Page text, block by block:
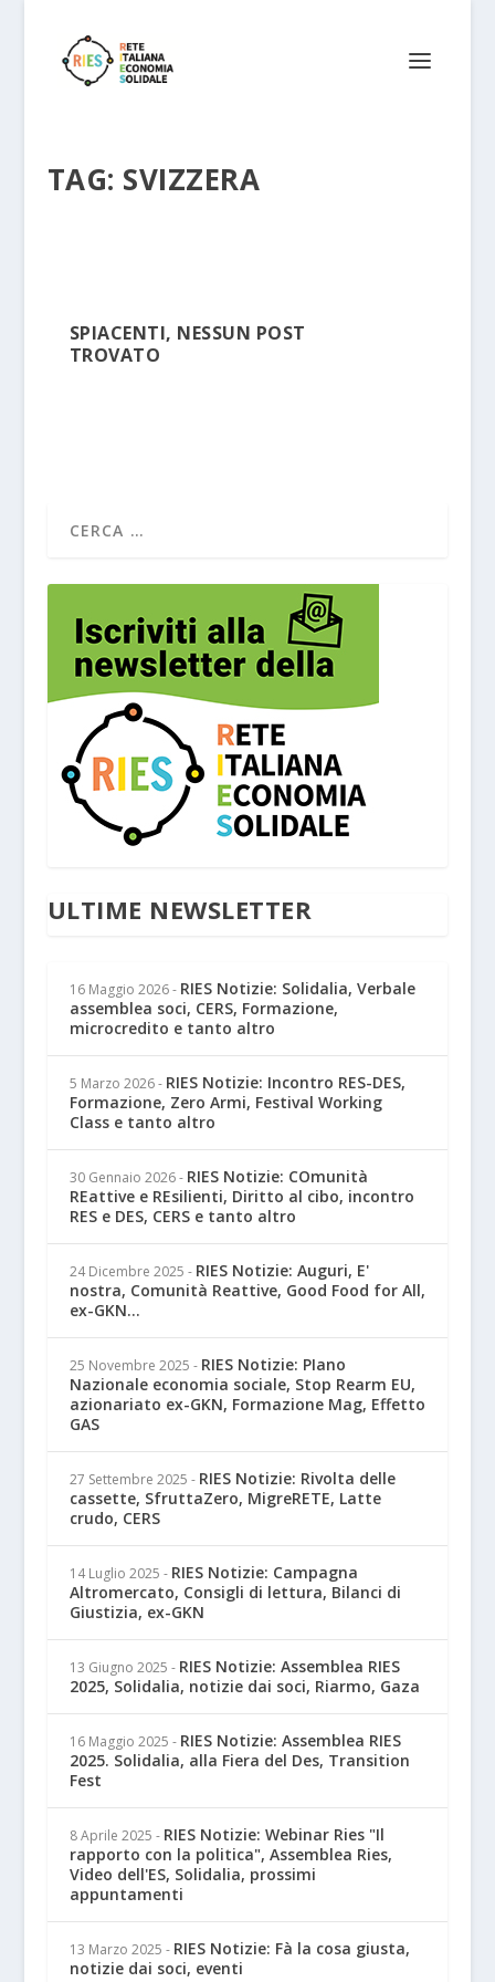
TAG: SVIZZERA
SPIACENTI, NESSUN POST
TROVATO
ULTIME NEWSLETTER
16 Maggio 2026 - RIES Notizie: Solidalia, Verbale
assemblea soci, CERS, Formazione,
microcredito e tanto altro
5 Marzo 2026 - RIES Notizie: Incontro RES-DES,
Formazione, Zero Armi, Festival Working
Class e tanto altro
30 Gennaio 2026 - RIES Notizie: COmunità
REattive e REsilienti, Diritto al cibo, incontro
RES e DES, CERS e tanto altro
24 Dicembre 2025 - RIES Notizie: Auguri, E'
nostra, Comunità Reattive, Good Food for All,
ex-GKN...
25 Novembre 2025 - RIES Notizie: PIano
Nazionale economia sociale, Stop Rearm EU,
azionariato ex-GKN, Formazione Mag, Effetto
GAS
27 Settembre 2025 - RIES Notizie: Rivolta delle
cassette, SfruttaZero, MigreRETE, Latte
crudo, CERS
14 Luglio 2025 - RIES Notizie: Campagna
Altromercato, Consigli di lettura, Bilanci di
Giustizia, ex-GKN
13 Giugno 2025 - RIES Notizie: Assemblea RIES
2025, Solidalia, notizie dai soci, Riarmo, Gaza
16 Maggio 2025 - RIES Notizie: Assemblea RIES
2025. Solidalia, alla Fiera del Des, Transition
Fest
8 Aprile 2025 - RIES Notizie: Webinar Ries "Il
rapporto con la politica", Assemblea Ries,
Video dell'ES, Solidalia, prossimi
appuntamenti
13 Marzo 2025 - RIES Notizie: Fà la cosa giusta,
notizie dai soci, eventi